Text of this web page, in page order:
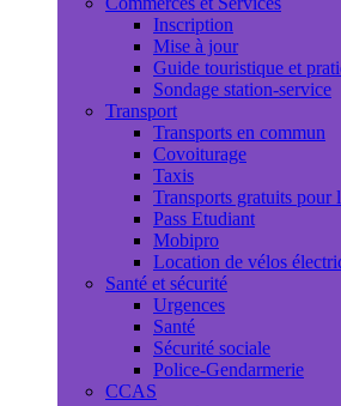
Inscription
Mise à jour
Guide touristique et
Sondage station-service
Transport
Transports en commun
Covoiturage
Taxis
Transports gratuits pour
Pass Etudiant
Mobipro
Location de vélos
Santé et sécurité
Urgences
Santé
Sécurité sociale
Police-Gendarmerie
CCAS